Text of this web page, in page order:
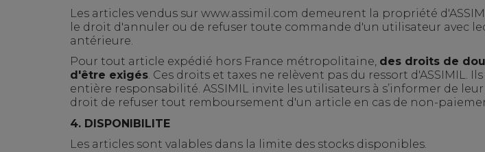
Les articles vendus sur www.assimil.com demeurent la propriété
le droit d'annuler ou de refuser toute commande d'un utilisateur avec
antérieure.
Pour tout article expédié hors France métropolitaine, des droits de
d'être exigés. Ces droits et taxes ne relèvent pas du ressort d'ASSIMIL.
entière responsabilité. ASSIMIL invite les utilisateurs à s’informer de
droit de refuser tout remboursement d'un article en cas de non-
4. DISPONIBILITE
Les articles sont valables dans la limite des stocks disponibles.